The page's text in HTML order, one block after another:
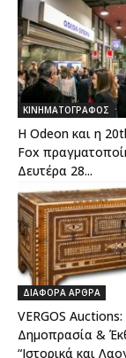
ΚΙΝΗΜΑΤΟΓΡΑΦΟΣ
Η Odeon και η
Fox
Δευτέρα 28...
ΔΙΑΦΟΡΑ ΑΡΘΡΑ
VERGOS Auctions:
Δημοπρασία &
“Ιστορικά και